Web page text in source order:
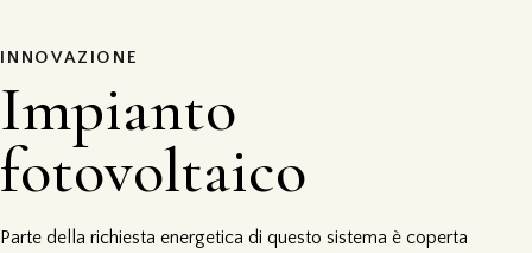
INNOVAZIONE
Impianto
fotovoltaico
Parte della richiesta energetica di questo sistema è coperta